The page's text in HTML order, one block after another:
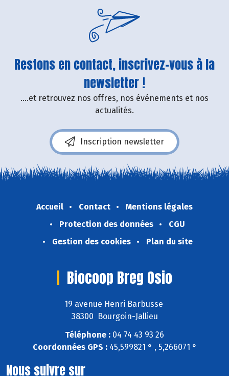
Restons en contact, inscrivez-vous à la
newsletter !
....et retrouvez nos offres, nos événements et nos
actualités.
Inscription newsletter
Accueil Contact
Mentions légales
Protection des données
CGU
Gestion des cookies
Plan du site
Biocoop Breg Osio
19 avenue Henri Barbusse
38300 Bourgoin-Jallieu
Téléphone : 04 74 43 93 26
Coordonnées GPS :45,599821 ° , 5,266071 °
Nous suivre sur